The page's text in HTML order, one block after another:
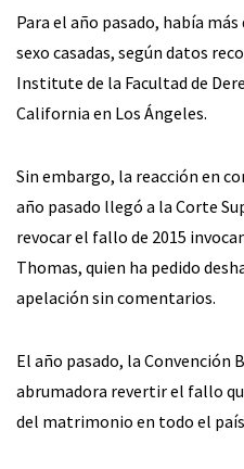
Para el año pasado, había
sexo casadas, según datos
Institute de la Facultad de
California en Los Ángeles.
Sin embargo, la reacción en
año pasado llegó a la Corte
revocar el fallo de 2015
Thomas, quien ha pedido
apelación sin comentarios.
El año pasado, la Convención
abrumadora revertir el fallo
del matrimonio en todo el